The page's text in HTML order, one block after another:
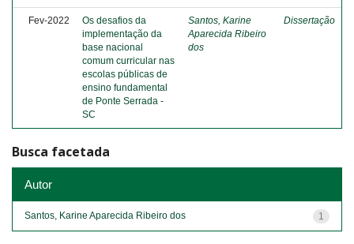
Fev-2022
Os desafios da
implementação da
base nacional
comum curricular nas
escolas públicas de
ensino fundamental
de Ponte Serrada -
SC
Santos, Karine
Aparecida Ribeiro
dos
Dissertação
Busca facetada
Autor
1
Santos, Karine Aparecida Ribeiro dos